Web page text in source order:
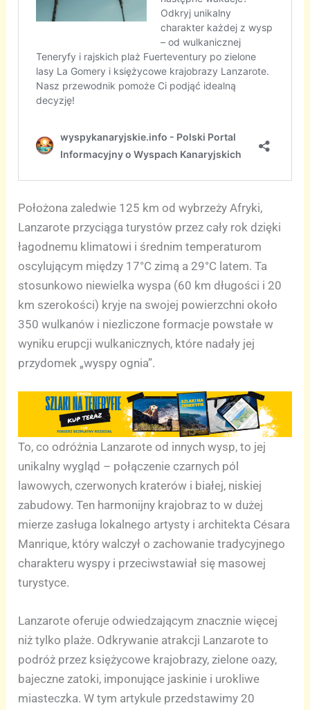
Położona zaledwie 125 km od wybrzeży Afryki,
Lanzarote przyciąga turystów przez cały rok dzięki
łagodnemu klimatowi i średnim temperaturom
oscylującym między 17°C zimą a 29°C latem. Ta
stosunkowo niewielka wyspa (60 km długości i 20
km szerokości) kryje na swojej powierzchni około
350 wulkanów i niezliczone formacje powstałe w
wyniku erupcji wulkanicznych, które nadały jej
przydomek „wyspy ognia”.
To, co odróżnia Lanzarote od innych wysp, to jej
unikalny wygląd – połączenie czarnych pól
lawowych, czerwonych kraterów i białej, niskiej
zabudowy. Ten harmonijny krajobraz to w dużej
mierze zasługa lokalnego artysty i architekta Césara
Manrique, który walczył o zachowanie tradycyjnego
charakteru wyspy i przeciwstawiał się masowej
turystyce.
Lanzarote oferuje odwiedzającym znacznie więcej
niż tylko plaże. Odkrywanie atrakcji Lanzarote to
podróż przez księżycowe krajobrazy, zielone oazy,
bajeczne zatoki, imponujące jaskinie i urokliwe
miasteczka. W tym artykule przedstawimy 20